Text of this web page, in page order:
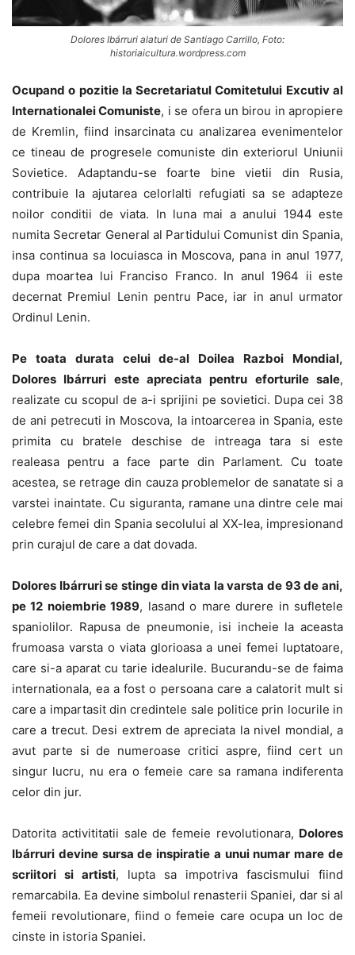
Dolores Ibárruri alaturi de Santiago Carrillo, Foto:
historiaicultura.wordpress.com
Ocupand o pozitie la Secretariatul Comitetului Excutiv al
Internationalei Comuniste, i se ofera un birou in apropiere
de Kremlin, fiind insarcinata cu analizarea evenimentelor
ce tineau de progresele comuniste din exteriorul Uniunii
Sovietice. Adaptandu-se foarte bine vietii din Rusia,
contribuie la ajutarea celorlalti refugiati sa se adapteze
noilor conditii de viata. In luna mai a anului 1944 este
numita Secretar General al Partidului Comunist din Spania,
insa continua sa locuiasca in Moscova, pana in anul 1977,
dupa moartea lui Franciso Franco. In anul 1964 ii este
decernat Premiul Lenin pentru Pace, iar in anul urmator
Ordinul Lenin.
Pe toata durata celui de-al Doilea Razboi Mondial,
Dolores Ibárruri este apreciata pentru eforturile sale,
realizate cu scopul de a-i sprijini pe sovietici. Dupa cei 38
de ani petrecuti in Moscova, la intoarcerea in Spania, este
primita cu bratele deschise de intreaga tara si este
realeasa pentru a face parte din Parlament. Cu toate
acestea, se retrage din cauza problemelor de sanatate si a
varstei inaintate. Cu siguranta, ramane una dintre cele mai
celebre femei din Spania secolului al XX-lea, impresionand
prin curajul de care a dat dovada.
Dolores Ibárruri se stinge din viata la varsta de 93 de ani,
pe 12 noiembrie 1989, lasand o mare durere in sufletele
spaniolilor. Rapusa de pneumonie, isi incheie la aceasta
frumoasa varsta o viata glorioasa a unei femei luptatoare,
care si-a aparat cu tarie idealurile. Bucurandu-se de faima
internationala, ea a fost o persoana care a calatorit mult si
care a impartasit din credintele sale politice prin locurile in
care a trecut. Desi extrem de apreciata la nivel mondial, a
avut parte si de numeroase critici aspre, fiind cert un
singur lucru, nu era o femeie care sa ramana indiferenta
celor din jur.
Datorita activititatii sale de femeie revolutionara, Dolores
Ibárruri devine sursa de inspiratie a unui numar mare de
scriitori si artisti, lupta sa impotriva fascismului fiind
remarcabila. Ea devine simbolul renasterii Spaniei, dar si al
femeii revolutionare, fiind o femeie care ocupa un loc de
cinste in istoria Spaniei.